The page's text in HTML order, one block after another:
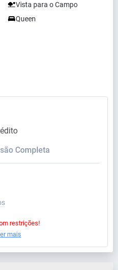
Vista para o Campo
Queen
Completa
restrições!
mais